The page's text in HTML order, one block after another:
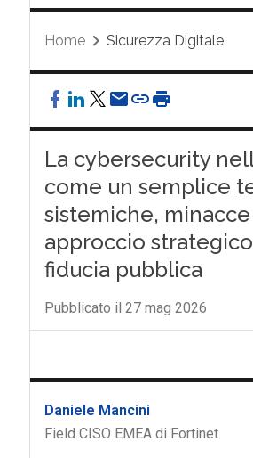
Home Sicurezza Digitale
La cybersecurity
come un semplice
sistemiche,
approccio
fiducia pubblica
Pubblicato il 27 mag 2026
Daniele Mancini
Field CISO EMEA di Fortinet